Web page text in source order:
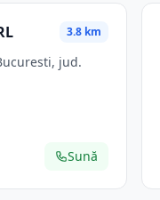
3.8 km
Sună